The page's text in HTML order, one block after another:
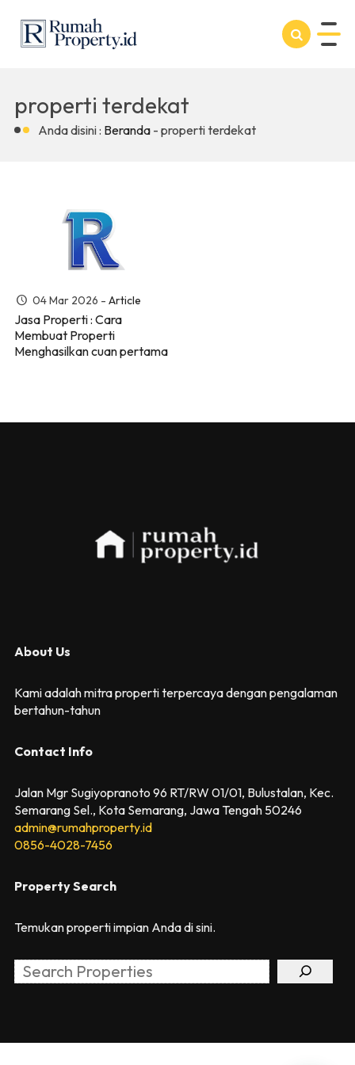
properti terdekat
Anda disini : Beranda - properti terdekat
04 Mar 2026 - Article
Jasa Properti : Cara
Membuat Properti
Menghasilkan cuan pertama
About Us
Kami adalah mitra properti terpercaya dengan pengalaman
bertahun-tahun
Contact Info
Jalan Mgr Sugiyopranoto 96 RT/RW 01/01, Bulustalan, Kec.
Semarang Sel., Kota Semarang, Jawa Tengah 50246
admin@rumahproperty.id
0856-4028-7456
Property Search
Temukan properti impian Anda di sini.
Search